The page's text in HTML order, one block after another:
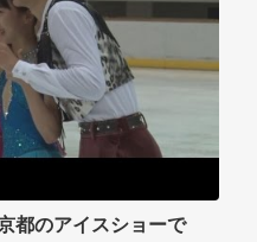
都のアイスショーで